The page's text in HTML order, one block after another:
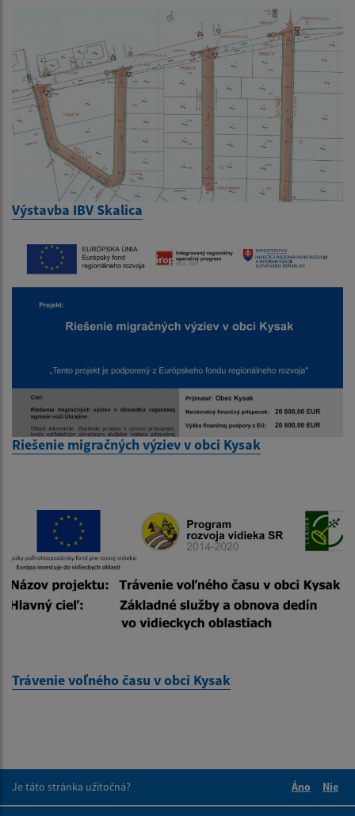
Výstavba IBV Skalica
Riešenie migračných výziev v obci Kysak
Trávenie voľného času v obci Kysak
Je táto stránka užitočná?
Áno
Nie